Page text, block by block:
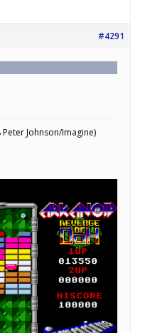
#4291
Peter Johnson/Imagine)